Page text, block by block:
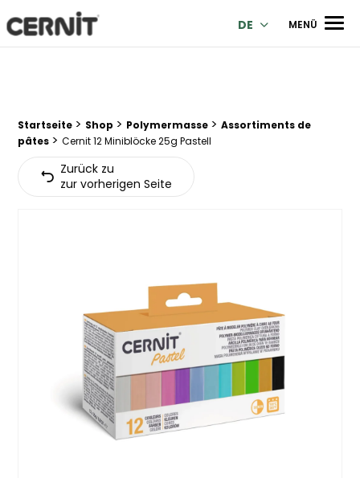
Cernit Une qualité haut de gamme pour des créations
DE MENÜ
Breadcrumb Trail:
Startseite > Shop > Polymermasse > Assortiments de
pâtes > Cernit 12 Miniblöcke 25g Pastell
Zurück zu
zur vorherigen Seite